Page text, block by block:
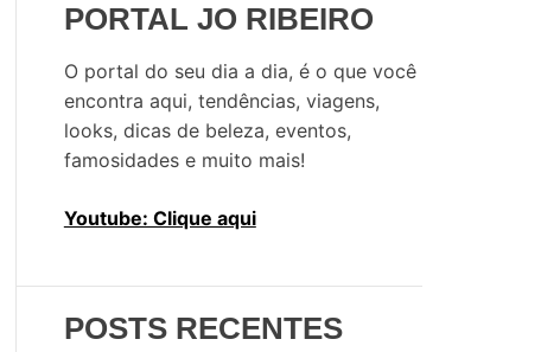
PORTAL JO RIBEIRO
O portal do seu dia a dia, é o que você
encontra aqui, tendências, viagens,
looks, dicas de beleza, eventos,
famosidades e muito mais!
Youtube: Clique aqui
POSTS RECENTES